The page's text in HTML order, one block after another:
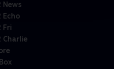
News
Echo
Fri
Charlie